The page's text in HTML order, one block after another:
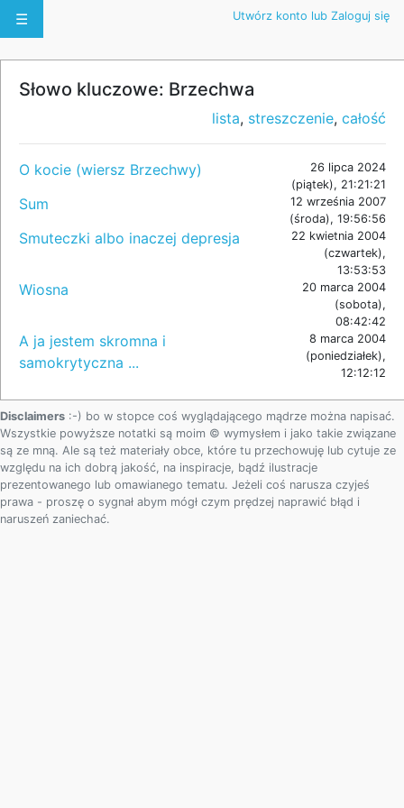
☰ Utwórz konto lub Zaloguj się
Słowo kluczowe: Brzechwa
lista, streszczenie, całość
O kocie (wiersz Brzechwy)
26 lipca 2024
(piątek), 21:21:21
Sum
12 września 2007
(środa), 19:56:56
Smuteczki albo inaczej depresja
22 kwietnia 2004
(czwartek),
13:53:53
Wiosna
20 marca 2004
(sobota),
08:42:42
A ja jestem skromna i
samokrytyczna ...
8 marca 2004
(poniedziałek),
12:12:12
Disclaimers :-) bo w stopce coś wyglądającego mądrze można napisać.
Wszystkie powyższe notatki są moim © wymysłem i jako takie związane
są ze mną. Ale są też materiały obce, które tu przechowuję lub cytuje ze
względu na ich dobrą jakość, na inspiracje, bądź ilustracje
prezentowanego lub omawianego tematu. Jeżeli coś narusza czyjeś
prawa - proszę o sygnał abym mógł czym prędzej naprawić błąd i
naruszeń zaniechać.